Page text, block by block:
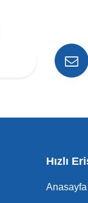
Hızlı
Anasayfa